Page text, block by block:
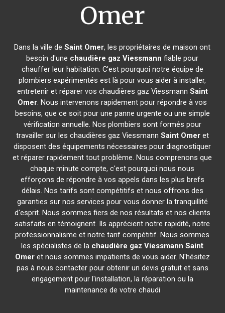
Omer
Dans la ville deSaint Omer, les propriétaires de maison ont
besoin d'une chaudière gaz Viessmann fiable pour
chauffer leur habitation. C'est pourquoi notre équipe de
plombiers expérimentés est là pour vous aider à installer,
entretenir et réparer vos chaudières gaz Viessmann Saint
Omer. Nous intervenons rapidement pour répondre à vos
besoins, que ce soit pour une panne urgente ou une simple
vérification annuelle. Nos plombiers sont formés pour
travailler sur les chaudières gaz Viessmann Saint Omeret
disposent des équipements nécessaires pour diagnostiquer
et réparer rapidement tout problème. Nous comprenons que
chaque minute compte, c'est pourquoi nous nous
efforçons de répondre à vos appels dans les plus brefs
délais. Nos tarifs sont compétitifs et nous offrons des
garanties sur nos services pour vous donner la tranquillité
d'esprit. Nous sommes fiers de nos résultats et nos clients
satisfaits en témoignent. Ils apprécient notre rapidité, notre
professionnalisme et notre tarif compétitif. Nous sommes
les spécialistes de la chaudière gaz Viessmann Saint
Omeret nous sommes impatients de vous aider. N'hésitez
pas à nous contacter pour obtenir un devis gratuit et sans
engagement pour l'installation, la réparation ou la
maintenance de votre chaudi